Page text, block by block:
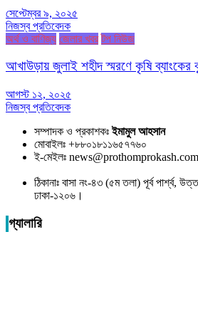
সেপ্টেম্বর ৯, ২০২৫
নিজস্ব প্রতিবেদক
অর্থ ও বাণিজ্য জেলার খবর টপ নিউজ
আখাউড়ায় জুলাই শহীদ স্মরণে কৃষি ব্যাংকের
আগস্ট ১২, ২০২৫
নিজস্ব প্রতিবেদক
সম্পাদক ও প্রকাশকঃইমামুল আহসান
মোবাইলঃ +৮৮০১৮১১৬৫৭৭৬০
ই-মেইলঃ news@prothomprokash.com
ঠিকানাঃ বাসা নং-৪৩ (৫ম তলা) পূর্ব পার্শ্ব,
ঢাকা-১২০৬।
গ্যালারি